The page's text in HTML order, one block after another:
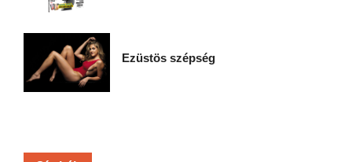
Ezüstös szépség